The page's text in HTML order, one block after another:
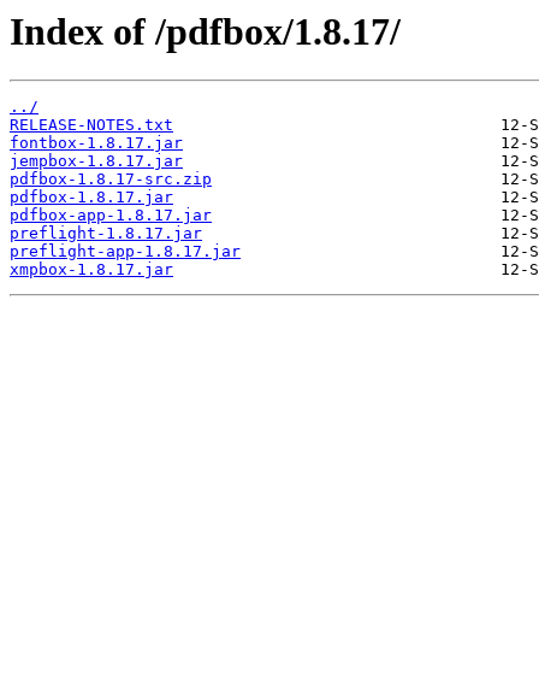
Index of /pdfbox/1.8.17/
../
RELEASE-NOTES.txt
fontbox-1.8.17.jar
jempbox-1.8.17.jar
pdfbox-1.8.17-src.zip
pdfbox-1.8.17.jar
pdfbox-app-1.8.17.jar
preflight-1.8.17.jar
preflight-app-1.8.17.jar
xmpbox-1.8.17.jar